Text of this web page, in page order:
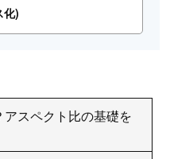
化)
スペクト比の基礎を